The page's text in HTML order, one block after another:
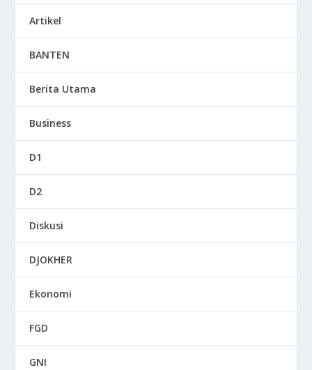
Artikel
BANTEN
Berita Utama
Business
D1
D2
Diskusi
DJOKHER
Ekonomi
FGD
GNI